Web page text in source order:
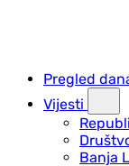
Pregled
Vijesti
Banja